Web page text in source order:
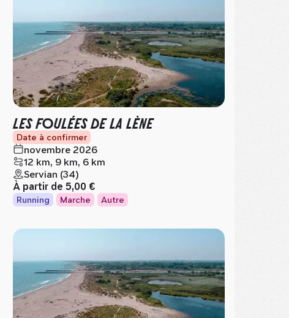
LES FOULÉES DE LA LÈNE
Date à confirmer
novembre 2026
12 km, 9 km, 6 km
Servian (34)
À partir de 5,00 €
Running Marche Autre